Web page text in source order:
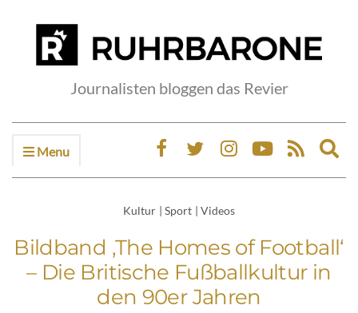
Journalisten bloggen das Revier
Menu
Kultur | Sport | Videos
Bildband ‚The Homes of Football‘
– Die Britische Fußballkultur in
den 90er Jahren